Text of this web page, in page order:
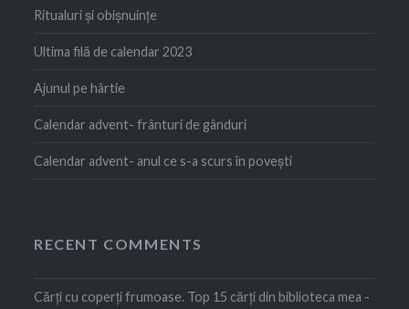
Ritualuri și obișnuințe
Ultima filă de calendar 2023
Ajunul pe hârtie
Calendar advent- frânturi de gânduri
Calendar advent- anul ce s-a scurs în povești
RECENT COMMENTS
Cărți cu coperți frumoase. Top 15 cărți din biblioteca mea -